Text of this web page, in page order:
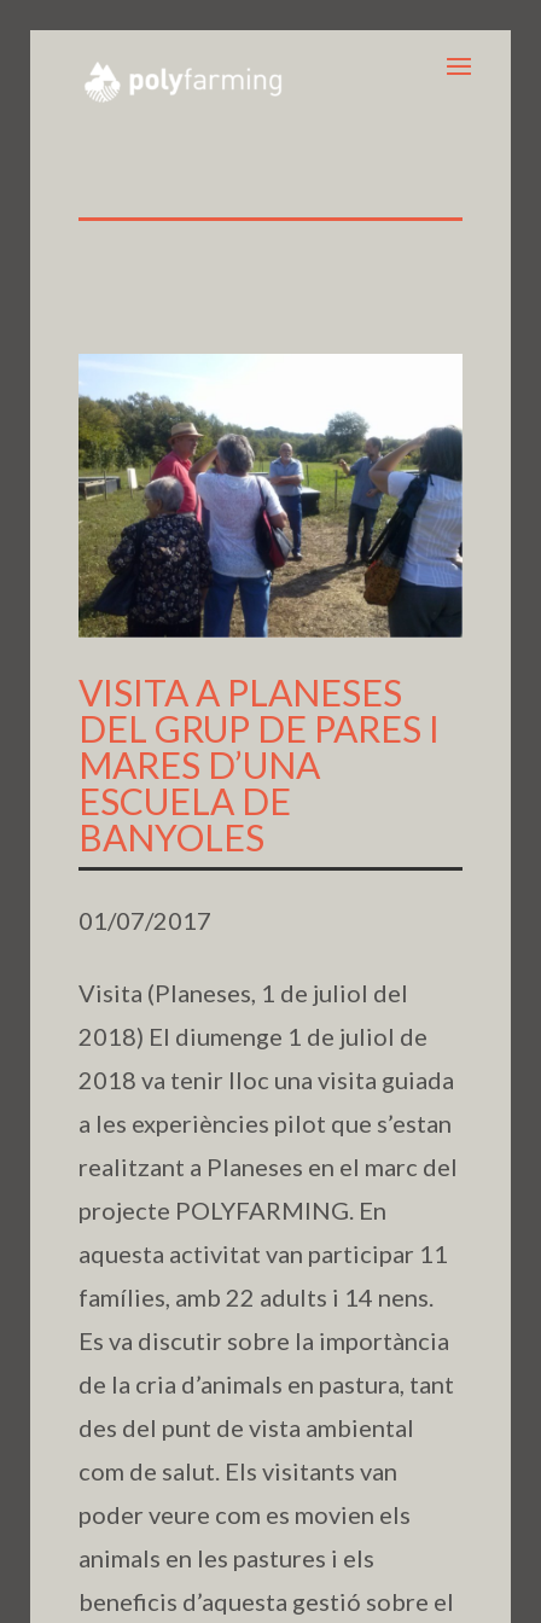
VISITA A PLANESES
DEL GRUP DE PARES I
MARES D’UNA
ESCUELA DE
BANYOLES
01/07/2017
Visita (Planeses, 1 de juliol del
2018) El diumenge 1 de juliol de
2018 va tenir lloc una visita guiada
a les experiències pilot que s’estan
realitzant a Planeses en el marc del
projecte POLYFARMING. En
aquesta activitat van participar 11
famílies, amb 22 adults i 14 nens.
Es va discutir sobre la importància
de la cria d’animals en pastura, tant
des del punt de vista ambiental
com de salut. Els visitants van
poder veure com es movien els
animals en les pastures i els
beneficis d’aquesta gestió sobre el